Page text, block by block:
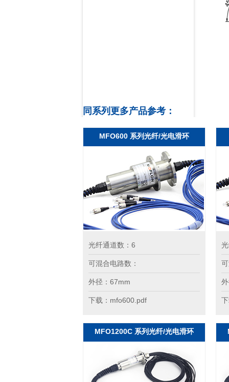
同系列更多产品参考：
MFO600 系列光纤/光电滑环
光纤通道数：6
可混合电路数：
外径：67mm
下载：mfo600.pdf
MFO1200C 系列光纤/光电滑环